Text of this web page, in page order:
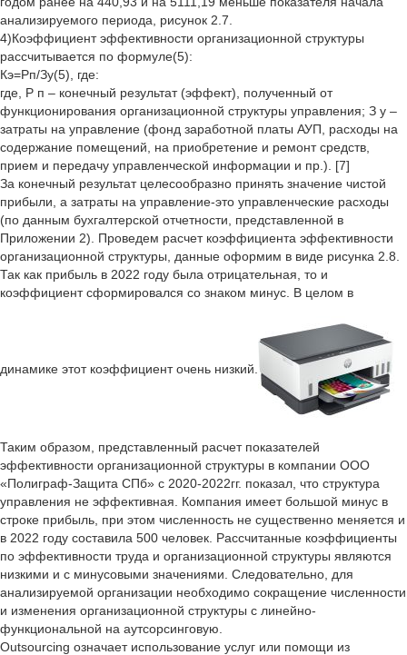
анализируемого периода, рисунок 2.7.
4)Коэффициент эффективности организационной структуры
рассчитывается по формуле(5):
Кэ=Рп/Зу(5), где:
где, Р п – конечный результат (эффект), полученный от
функционирования организационной структуры управления; З у –
затраты на управление (фонд заработной платы АУП, расходы на
содержание помещений, на приобретение и ремонт средств,
прием и передачу управленческой информации и пр.). [7]
За конечный результат целесообразно принять значение чистой
прибыли, а затраты на управление-это управленческие расходы
(по данным бухгалтерской отчетности, представленной в
Приложении 2). Проведем расчет коэффициента эффективности
организационной структуры, данные оформим в виде рисунка 2.8.
Так как прибыль в 2022 году была отрицательная, то и
коэффициент сформировался со знаком минус. В целом в
динамике этот коэффициент очень низкий.
Таким образом, представленный расчет показателей
эффективности организационной структуры в компании ООО
«Полиграф-Защита СПб» с 2020-2022гг. показал, что структура
управления не эффективная. Компания имеет большой минус в
строке прибыль, при этом численность не существенно меняется и
в 2022 году составила 500 человек. Рассчитанные коэффициенты
по эффективности труда и организационной структуры являются
низкими и с минусовыми значениями. Следовательно, для
анализируемой организации необходимо сокращение численности
и изменения организационной структуры с линейно-
функциональной на аутсорсинговую.
Outsourcing означает использование услуг или помощи из